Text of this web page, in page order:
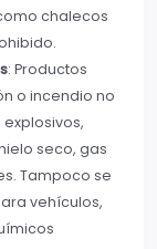
chalecos
: Productos
o incendio no
seco, gas
Tampoco se
vehículos,